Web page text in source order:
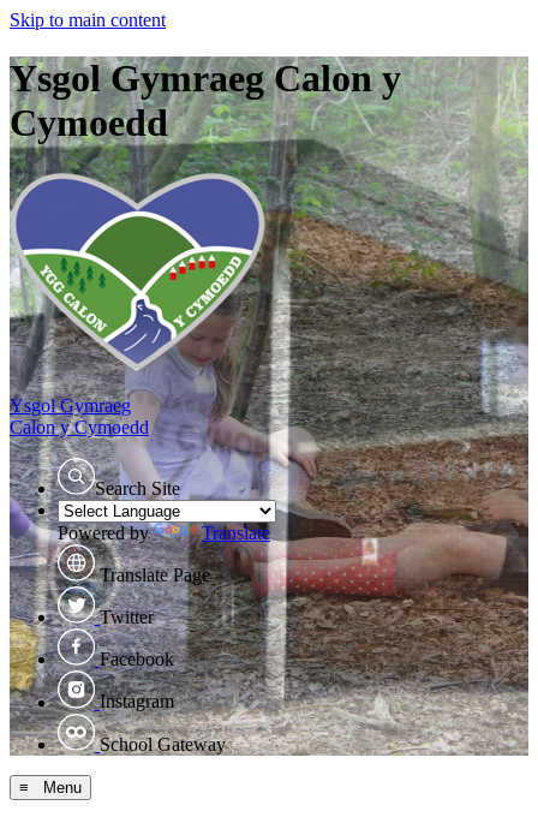
Skip to main content
Ysgol Gymraeg Calon y
Cymoedd
Ysgol Gymraeg
Calon y Cymoedd
Search Site
Powered by Translate
Translate Page
Twitter
Facebook
Instagram
School Gateway
≡ Menu